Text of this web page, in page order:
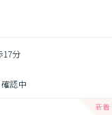
17分
認中